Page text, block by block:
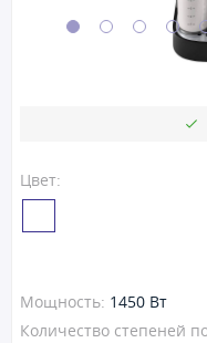
Цвет:
Мощность: 1450 Вт
Количество степеней